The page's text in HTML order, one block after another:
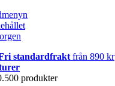
standardfrakt från 890 kr
produkter